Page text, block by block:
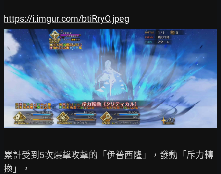
https://i.imgur.com/btiRryO.jpeg
累計受到5次爆擊攻擊的「伊普西隆」，發動「斥力轉
換」，